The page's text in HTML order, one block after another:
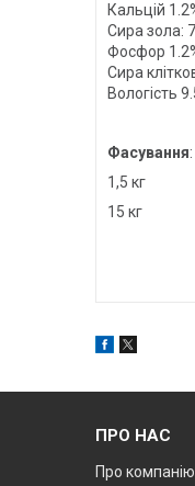
Кальцій
Сира зола:
Фосфор
Сира
Вологість
Фасування:
1,5 кг
15 кг
ПРО НАС
Про компанію